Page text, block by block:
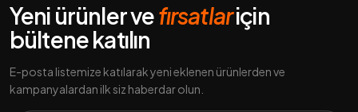
Yeni ürünler vefırsatlariçin
bültene katılın
E-posta listemize katılarak yeni eklenen ürünlerden ve
kampanyalardan ilk siz haberdar olun.